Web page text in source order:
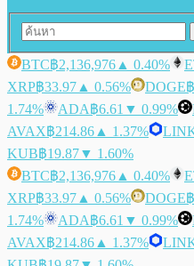
BTC฿2,136,976 ▲ 0.40%
XRP฿33.97 ▲ 0.56% DOGE
1.74%
ADA฿6.61 ▼ 0.99%
AVAX฿214.86 ▲ 1.37%
KUB฿19.87▼ 1.60%
BTC฿2,136,976 ▲ 0.40%
XRP฿33.97 ▲ 0.56% DOGE
1.74%
ADA฿6.61 ▼ 0.99%
AVAX฿214.86 ▲ 1.37%